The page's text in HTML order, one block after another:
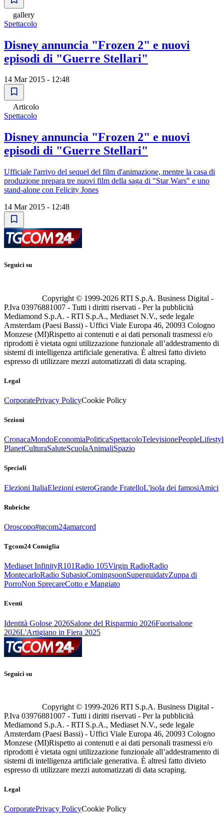
gallery
Spettacolo
Disney annuncia "Frozen 2" e nuovi
episodi di "Guerre Stellari"
14 Mar 2015 - 12:48
Articolo
Spettacolo
Disney annuncia "Frozen 2" e nuovi
episodi di "Guerre Stellari"
Ufficiale l'arrivo del sequel del film d'animazione, mentre la casa di
produzione prepara tre nuovi film della saga di "Star Wars" e uno
stand-alone con Felicity Jones
14 Mar 2015 - 12:48
Seguici su
Copyright © 1999-2026 RTI S.p.A. Business Digital -
P.Iva 03976881007 - Tutti i diritti riservati - Per la pubblicità
Mediamond S.p.A. - RTI S.p.A., Mediaset N.V., sede legale
Amsterdam (Paesi Bassi) - Uffici Viale Europa 46, 20093 Cologno
Monzese (MI)Rispetto ai contenuti e ai dati personali trasmessi e/o
riprodotti è vietata ogni utilizzazione funzionale all’addestramento di
sistemi di intelligenza artificiale generativa. È altresì fatto divieto
espresso di utilizzare mezzi automatizzati di data scraping.
Legal
CorporatePrivacy PolicyCookie Policy
Sezioni
CronacaMondoEconomiaPoliticaSpettacoloTelevisionePeople
PlanetCulturaSaluteScuolaAnimaliSpazio
Speciali
Elezioni ItaliaElezioni esteroGrande FratelloL'isola dei famosiAmici
Rubriche
Oroscopo#tgcom24amarcord
Tgcom24 Consiglia
Mediaset InfinityR101Radio 105Virgin RadioRadio
MontecarloRadio SubasioComingsoonSuperguidatvZuppa di
PorroNon SprecareCotto e Mangiato
Eventi
Identità Golose 2026Salone del Risparmio 2026Fuorisalone
2026L'Artigiano in Fiera 2025
Seguici su
Copyright © 1999-2026 RTI S.p.A. Business Digital -
P.Iva 03976881007 - Tutti i diritti riservati - Per la pubblicità
Mediamond S.p.A. - RTI S.p.A., Mediaset N.V., sede legale
Amsterdam (Paesi Bassi) - Uffici Viale Europa 46, 20093 Cologno
Monzese (MI)Rispetto ai contenuti e ai dati personali trasmessi e/o
riprodotti è vietata ogni utilizzazione funzionale all’addestramento di
sistemi di intelligenza artificiale generativa. È altresì fatto divieto
espresso di utilizzare mezzi automatizzati di data scraping.
Legal
CorporatePrivacy PolicyCookie Policy